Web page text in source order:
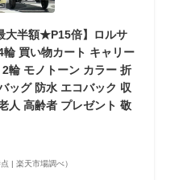
大半額★P15倍】ロルサ
買い物カート キャリー
輪 モノトーン カラー 折
ッグ 防水 エコバック 収
人 高齢者 プレゼント 敬
| 楽天市場調べ）